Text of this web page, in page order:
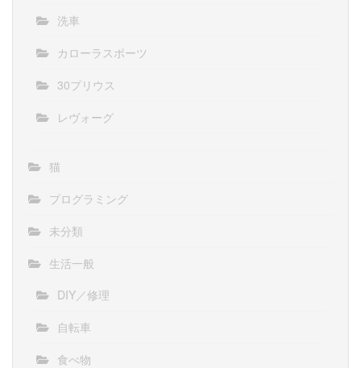
洗車
カローラスポーツ
30プリウス
レヴォーグ
猫
プログラミング
未分類
生活一般
DIY／修理
自転車
食べ物